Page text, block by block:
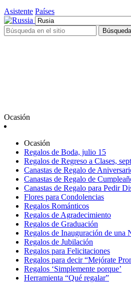
Asistente Países
Búsqueda
Ocasión
Ocasión
Regalos de Boda, julio 15
Regalos de Regreso a Clases,
Canastas de Regalo de
Canastas de Regalo de
Canastas de Regalo para Pedir
Flores para Condolencias
Regalos Románticos
Regalos de Agradecimiento
Regalos de Graduación
Regalos de Inauguración de una
Regalos de Jubilación
Regalos para Felicitaciones
Regalos para decir “Mejórate
Regalos ‘Simplemente porque’
Herramienta “Qué regalar”